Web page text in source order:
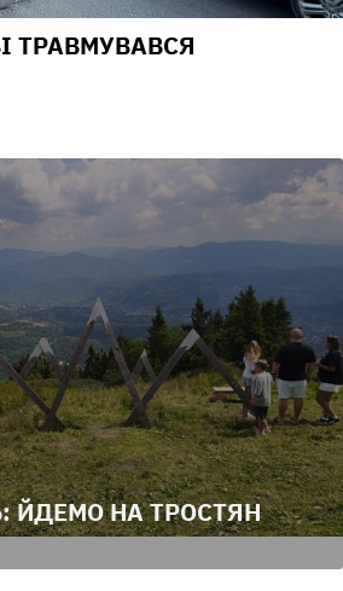
ТРАВМУВАВСЯ
ЙДЕМО НА ТРОСТЯН